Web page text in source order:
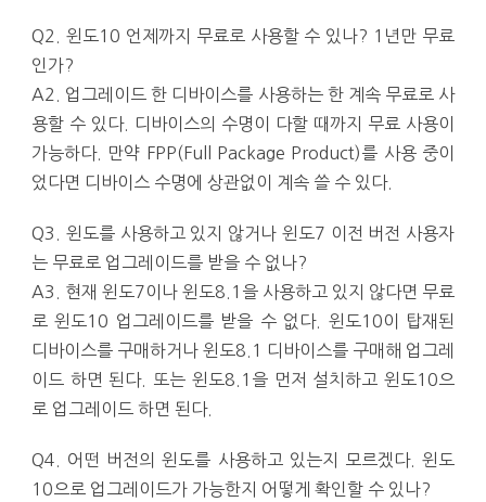
Q2. 윈도10 언제까지 무료로 사용할 수 있나? 1년만 무료
인가?
A2. 업그레이드 한 디바이스를 사용하는 한 계속 무료로 사
용할 수 있다. 디바이스의 수명이 다할 때까지 무료 사용이
가능하다. 만약 FPP(Full Package Product)를 사용 중이
었다면 디바이스 수명에 상관없이 계속 쓸 수 있다.
Q3. 윈도를 사용하고 있지 않거나 윈도7 이전 버전 사용자
는 무료로 업그레이드를 받을 수 없나?
A3. 현재 윈도7이나 윈도8.1을 사용하고 있지 않다면 무료
로 윈도10 업그레이드를 받을 수 없다. 윈도10이 탑재된
디바이스를 구매하거나 윈도8.1 디바이스를 구매해 업그레
이드 하면 된다. 또는 윈도8.1을 먼저 설치하고 윈도10으
로 업그레이드 하면 된다.
Q4. 어떤 버전의 윈도를 사용하고 있는지 모르겠다. 윈도
10으로 업그레이드가 가능한지 어떻게 확인할 수 있나?